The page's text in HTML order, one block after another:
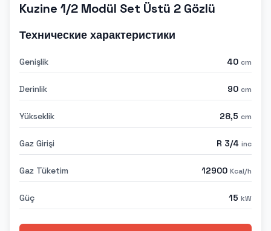
Kuzine 1/2 Modül Set Üstü 2 Gözlü
Технические характеристики
Genişlik 40 cm
Derinlik 90 cm
Yükseklik 28,5 cm
Gaz Girişi R 3/4 inc
Gaz Tüketim 12900 Kcal/h
Güç 15 kW